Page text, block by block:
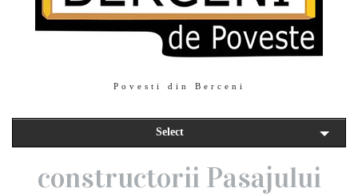
Povesti din Berceni
Select
constructorii Pasajului